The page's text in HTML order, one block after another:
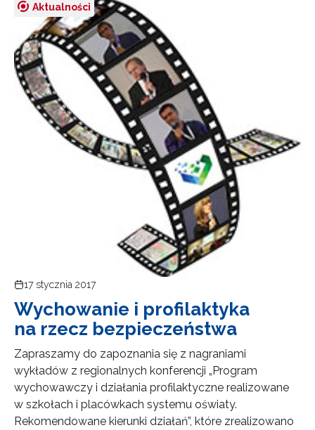
Aktualności
17 stycznia 2017
Wychowanie i profilaktyka
na rzecz bezpieczeństwa
Zapraszamy do zapoznania się z nagraniami
wykładów z regionalnych konferencji „Program
wychowawczy i działania profilaktyczne realizowane
w szkołach i placówkach systemu oświaty.
Rekomendowane kierunki działań”, które zrealizowano